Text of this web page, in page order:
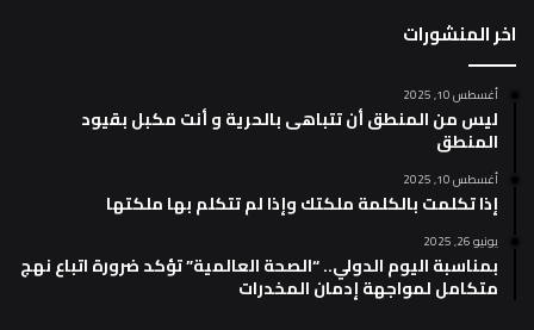
اخر المنشورات
أغسطس 10, 2025
ليس من المنطق أن تتباهى بالحرية و أنت مكبل بقيود
المنطق
أغسطس 10, 2025
إذا تكلمت بالكلمة ملكتك وإذا لم تتكلم بها ملكتها
يونيو 26, 2025
بمناسبة اليوم الدولي.. “الصحة العالمية” تؤكد ضرورة اتباع نهج
متكامل لمواجهة إدمان المخدرات